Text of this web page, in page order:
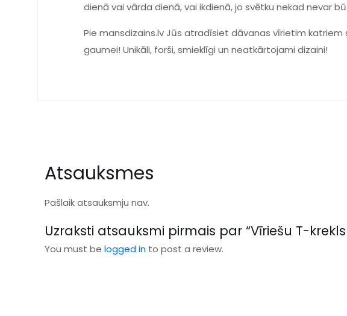
dienā vai vārda dienā, vai ikdienā, jo svētku nekad nevar
Pie mansdizains.lv Jūs atradīsiet dāvanas vīrietim katriem
gaumei! Unikāli, forši, smieklīgi un neatkārtojami dizaini!
Atsauksmes
Pašlaik atsauksmju nav.
Uzraksti atsauksmi pirmais par “Vīriešu T-
You must be logged in to post a review.